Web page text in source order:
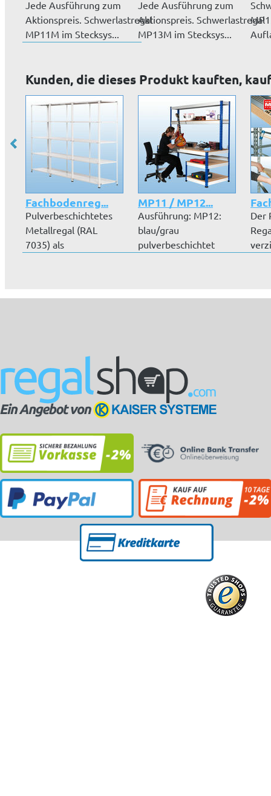
Jede Ausführung zum
Aktionspreis. Schwerlastregal
MP11M im Stecksys...
Jede Ausführung zum
Aktionspreis. Schwerlastregal
MP13M im Stecksys...
Kunden, die dieses Produkt kauften,
Fachbodenreg...
Pulverbeschichtetes
Metallregal (RAL
7035) als
MP11 / MP12...
Ausführung: MP12:
blau/grau
pulverbeschichtet
Der